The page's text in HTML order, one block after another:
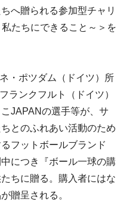
へ贈られる参加型チャリ
たちにできること～＞を
・ポツダム（ドイツ）所
ランクフルト（ドイツ）
JAPANの選手等が、サ
とのふれあい活動のため
フットボールブランド
につき『ボール一球の購
ちに贈る。購入者にはな
贈呈される。